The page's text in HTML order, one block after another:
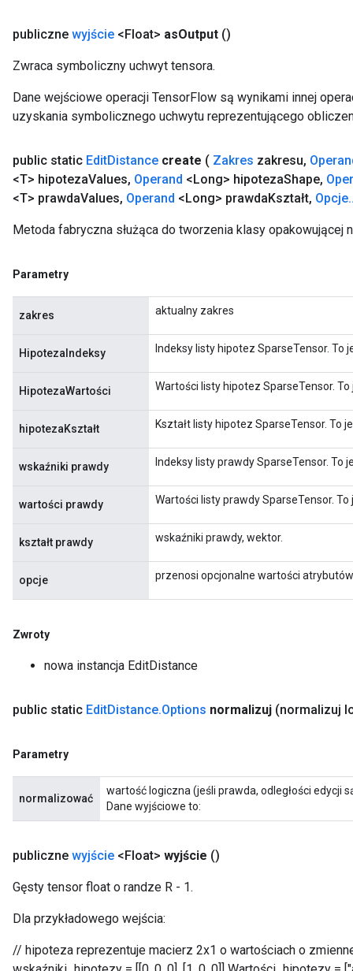
publiczne wyjście <Float> asOutput ()
Zwraca symboliczny uchwyt tensora.
Dane wejściowe operacji TensorFlow są wynikami innej
uzyskania symbolicznego uchwytu reprezentującego
public static EditDistance create ( Zakres zakresu,
<T> hipotezaValues, Operand <Long> hipotezaShape,
<T> prawdaValues, Operand <Long> prawdaKształt, Opcje.
Metoda fabryczna służąca do tworzenia klasy opakowującej
Parametry
zakres aktualny zakres
HipotezaIndeksy Indeksy listy hipotez SparseTensor. To
HipotezaWartości Wartości listy hipotez SparseTensor. To
hipotezaKształt Kształt listy hipotez SparseTensor. To
wskaźniki prawdy Indeksy listy prawdy SparseTensor. To
wartości prawdy Wartości listy prawdy SparseTensor. To
kształt prawdy wskaźniki prawdy, wektor.
opcje przenosi opcjonalne wartości atrybutów
Zwroty
nowa instancja EditDistance
public static EditDistance.Options normalizuj (normalizuj
Parametry
normalizować
wartość logiczna (jeśli prawda, odległości edycji
Dane wyjściowe to:
publiczne wyjście <Float> wyjście ()
Gęsty tensor float o randze R - 1.
Dla przykładowego wejścia:
// hipoteza reprezentuje macierz 2x1 o wartościach o